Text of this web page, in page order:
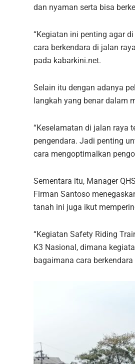
dan nyaman serta bisa
“Kegiatan ini penting agar
cara berkendara di jalan
pada kabarkini.net.
Selain itu dengan adanya
langkah yang benar dalam
“Keselamatan di jalan raya
pengendara. Jadi penting
cara mengoptimalkan
Sementara itu, Manager
Firman Santoso
tanah ini juga ikut
“Kegiatan Safety Riding
K3 Nasional, dimana
bagaimana cara